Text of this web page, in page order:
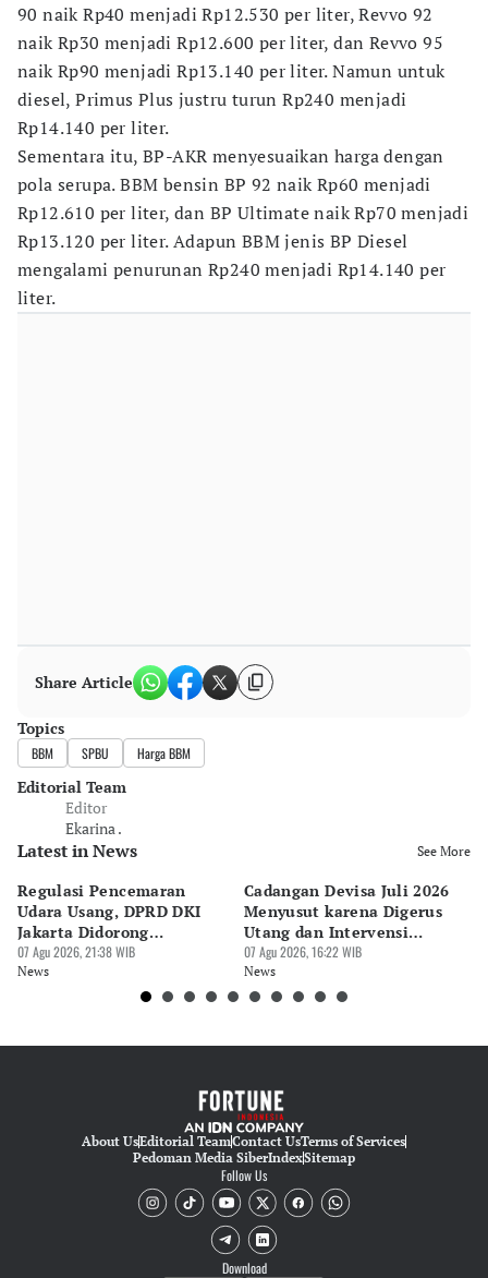
90 naik Rp40 menjadi Rp12.530 per liter, Revvo 92
naik Rp30 menjadi Rp12.600 per liter, dan Revvo 95
naik Rp90 menjadi Rp13.140 per liter. Namun untuk
diesel, Primus Plus justru turun Rp240 menjadi
Rp14.140 per liter.
Sementara itu, BP-AKR menyesuaikan harga dengan
pola serupa. BBM bensin BP 92 naik Rp60 menjadi
Rp12.610 per liter, dan BP Ultimate naik Rp70 menjadi
Rp13.120 per liter. Adapun BBM jenis BP Diesel
mengalami penurunan Rp240 menjadi Rp14.140 per
liter.
Share Article
Topics
BBM SPBU Harga BBM
Editorial Team
Editor
Ekarina .
Latest in News See More
Regulasi Pencemaran
Udara Usang, DPRD DKI
Jakarta Didorong
Prioritaskan Revisi Perda
07 Agu 2026, 21:38 WIB
News
Cadangan Devisa Juli 2026
Menyusut karena Digerus
Utang dan Intervensi
Rupiah
07 Agu 2026, 16:22 WIB
News
About UsEditorial TeamContact UsTerms of Services
Pedoman Media SiberIndexSitemap
Follow Us
Download